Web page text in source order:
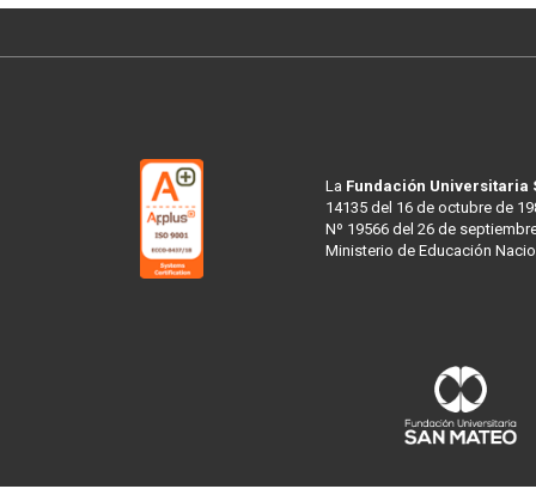
La Fundación Universitaria
14135 del 16 de octubre de
Nº 19566 del 26 de
Ministerio de Educación